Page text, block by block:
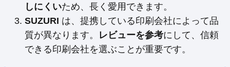
しにくいため、長く愛用できます。
SUZURI は、提携している印刷会社によって品
質が異なります。 レビューを参考にして、信頼
できる印刷会社を選ぶことが重要です。